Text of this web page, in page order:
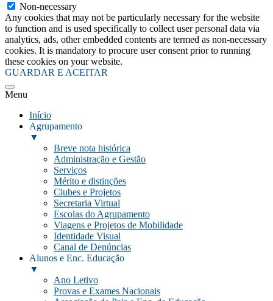
Non-necessary
Any cookies that may not be particularly necessary for the website
to function and is used specifically to collect user personal data via
analytics, ads, other embedded contents are termed as non-necessary
cookies. It is mandatory to procure user consent prior to running
these cookies on your website.
GUARDAR E ACEITAR
Menu
Início
Agrupamento
▼
Breve nota histórica
Administração e Gestão
Serviços
Mérito e distinções
Clubes e Projetos
Secretaria Virtual
Escolas do Agrupamento
Viagens e Projetos de Mobilidade
Identidade Visual
Canal de Denúncias
Alunos e Enc. Educação
▼
Ano Letivo
Provas e Exames Nacionais